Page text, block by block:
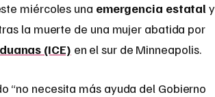
miércoles una emergencia estatal y
la muerte de una mujer abatida por
(ICE) en el sur de Minneapolis.
“no necesita más ayuda del Gobierno